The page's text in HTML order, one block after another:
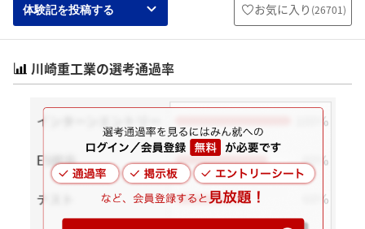
体験記を投稿する お気に入り (26701)
川崎重工業の選考通過率